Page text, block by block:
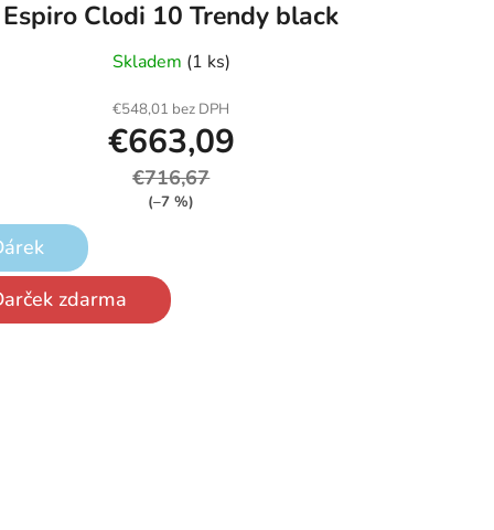
Espiro Clodi 10 Trendy black
Skladem (1 ks)
€548,01 bez DPH
€663,09
€716,67
(–7 %)
zdarma